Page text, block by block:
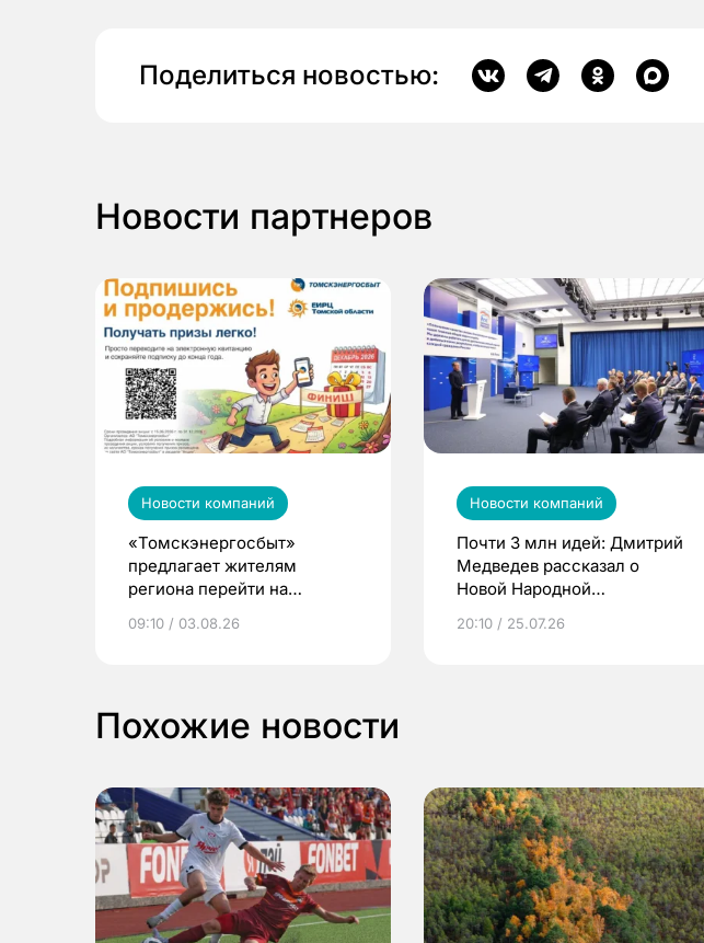
Поделиться новостью:
Новости партнеров
Новости компаний
«Томскэнергосбыт»
предлагает жителям
региона перейти на
выиграть призы
09:10 / 03.08.26
Новости компаний
Почти 3 млн идей: Дмитрий
Медведев рассказал о
Новой Народной
20:10 / 25.07.26
Похожие новости